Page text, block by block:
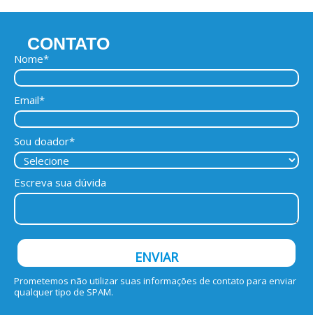
CONTATO
Nome*
Email*
Sou doador*
Escreva sua dúvida
ENVIAR
Prometemos não utilizar suas informações de contato para enviar
qualquer tipo de SPAM.